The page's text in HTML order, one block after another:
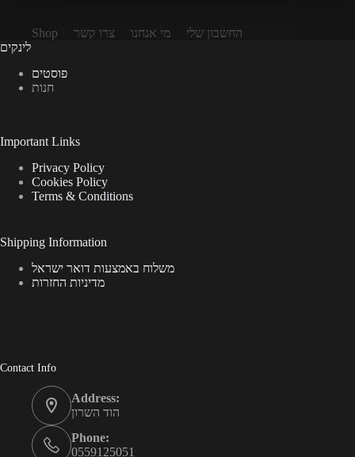
Shop צרו קשר מי אנחנו
החשבון שלי
לינקים
פוסטים
חנות
Important Links
Privacy Policy
Cookies Policy
Terms & Conditions
Shipping Information
משלוח באמצעות דואר ישראל
מדיניות החזרות
Contact Info
Address:
הוד השרון
Phone:
0559125051